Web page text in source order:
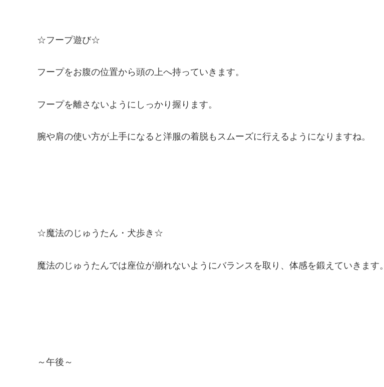
☆フープ遊び☆
フープをお腹の位置から頭の上へ持っていきます。
フープを離さないようにしっかり握ります。
腕や肩の使い方が上手になると洋服の着脱もスムーズに行えるようになりますね。
☆魔法のじゅうたん・犬歩き☆
魔法のじゅうたんでは座位が崩れないようにバランスを取り、体感を鍛えていきます。
～午後～